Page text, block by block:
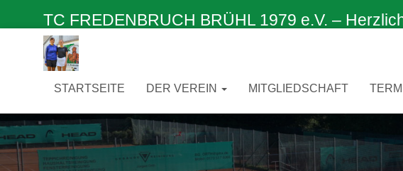
TC FREDENBRUCH BRÜHL 1979 e.V. –
STARTSEITE DER VEREIN MITGLIEDSCHAFT